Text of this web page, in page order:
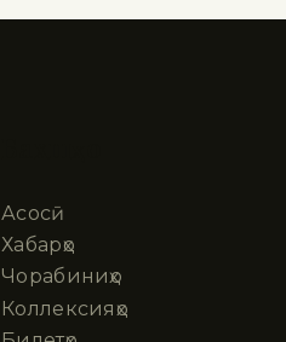
Асосӣ
Хабарҳо
Чорабиниҳо
Коллексияҳо